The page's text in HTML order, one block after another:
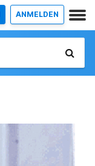
ANMELDEN